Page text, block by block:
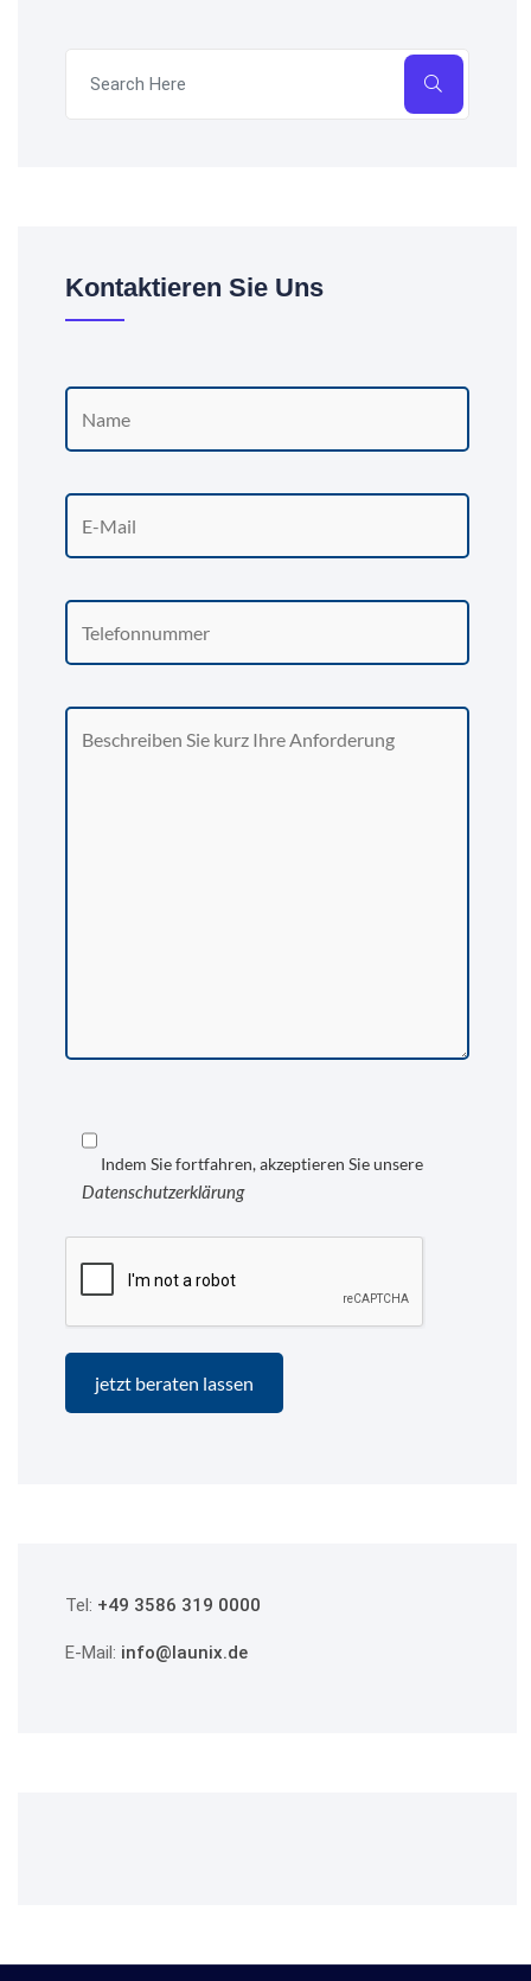
Kontaktieren Sie Uns
Indem Sie fortfahren, akzeptieren Sie unsere
Datenschutzerklärung
Tel: +49 3586 319 0000
E-Mail: info@launix.de